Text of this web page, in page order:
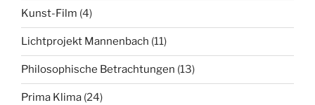
Kunst-Film (4)
Lichtprojekt Mannenbach (11)
Philosophische Betrachtungen (13)
Prima Klima (24)